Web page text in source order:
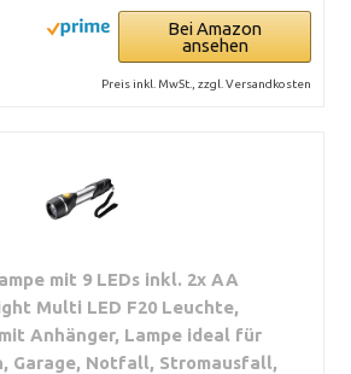
Bei Amazon
ansehen
Preis inkl. MwSt., zzgl. Versandkosten
mit 9 LEDs inkl. 2x AA
Multi LED F20 Leuchte,
Anhänger, Lampe ideal für
Garage, Notfall, Stromausfall,